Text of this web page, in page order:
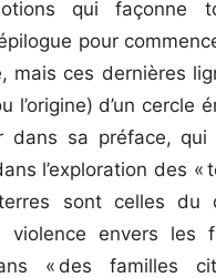
qui façonne
pour
mais ces dernières
l’origine) d’un cercle
dans sa préface, qui
l’exploration des «
sont celles du
violence envers les
« des familles